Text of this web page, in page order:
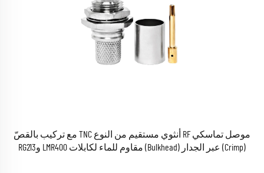
موصل تماسكي RF أنثوي مستقيم من النوع TNC مع تركيب بالقصّ
(Crimp) عبر الجدار (Bulkhead) مقاوم للماء لكابلات LMR400 وRG213